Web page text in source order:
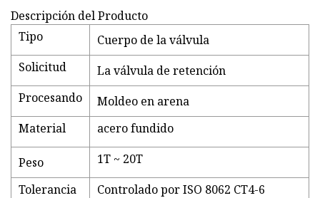
Descripción del Producto
Tipo
Cuerpo de la válvula
Solicitud
La válvula de retención
Procesando
Moldeo en arena
Material
acero fundido
Peso
1T ~ 20T
Tolerancia
Controlado por ISO 8062 CT4-6